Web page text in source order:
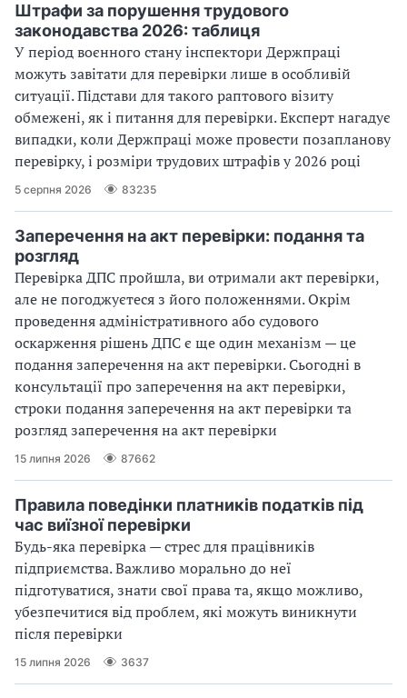
Штрафи за порушення трудового
законодавства 2026: таблиця
У період воєнного стану інспектори Держпраці
можуть завітати для перевірки лише в особливій
ситуації. Підстави для такого раптового візиту
обмежені, як і питання для перевірки. Експерт нагадує
випадки, коли Держпраці може провести позапланову
перевірку, і розміри трудових штрафів у 2026 році
5 серпня 2026 83235
Заперечення на акт перевірки: подання та
розгляд
Перевірка ДПС пройшла, ви отримали акт перевірки,
але не погоджуєтеся з його положеннями. Окрім
проведення адміністративного або судового
оскарження рішень ДПС є ще один механізм — це
подання заперечення на акт перевірки. Сьогодні в
консультації про заперечення на акт перевірки,
строки подання заперечення на акт перевірки та
розгляд заперечення на акт перевірки
15 липня 2026 87662
Правила поведінки платників податків під
час виїзної перевірки
Будь-яка перевірка — стрес для працівників
підприємства. Важливо морально до неї
підготуватися, знати свої права та, якщо можливо,
убезпечитися від проблем, які можуть виникнути
після перевірки
15 липня 2026 3637